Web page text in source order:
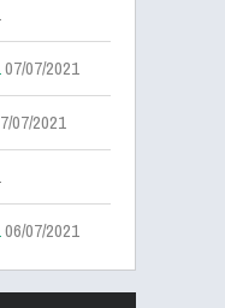
07/07/2021
07/2021
06/07/2021